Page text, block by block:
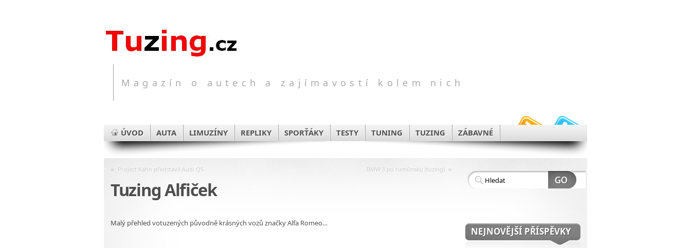
Magazín o autech a zajímavostí kolem nich
ÚVOD AUTA LIMUZÍNY REPLIKY SPORŤÁKY TESTY TUNING TUZING ZÁBAVNÉ
« Project Kahn představil Audi Q5 BMW 3 po rumůnsku (tuzing) »
Tuzing Alfiček
Malý přehled votuzených původně krásných vozů značky Alfa Romeo…
NEJNOVĚJŠÍ PŘÍSPĚVKY